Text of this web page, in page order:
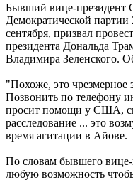
Бывший вице-президент
Демократической партии
сентября, призвал
президента Дональда
Владимира Зеленского.
"Похоже, это чрезмерное
Позвонить по телефону
просит помощи у США,
расследование ... это
время агитации в Айове.
По словам бывшего вице-
любую возможность